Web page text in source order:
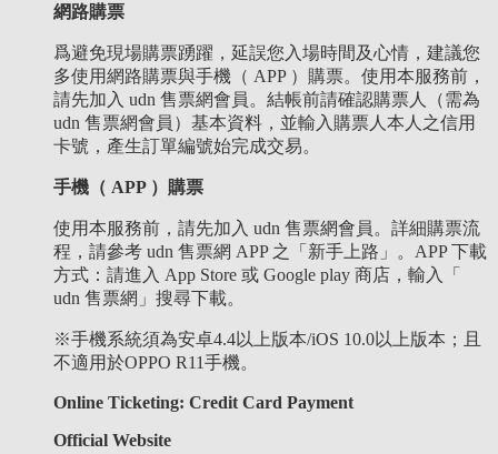
網路購票
爲避免現場購票踴躍，延誤您入場時間及心情，建議您
多使用網路購票與手機（ APP ）購票。使用本服務前，
請先加入 udn 售票網會員。結帳前請確認購票人（需為
udn 售票網會員）基本資料，並輸入購票人本人之信用
卡號，產生訂單編號始完成交易。
手機（ APP ）購票
使用本服務前，請先加入 udn 售票網會員。詳細購票流
程，請參考 udn 售票網 APP 之「新手上路」。APP 下載
方式：請進入 App Store 或 Google play 商店，輸入「
udn 售票網」搜尋下載。
※手機系統須為安卓4.4以上版本/iOS 10.0以上版本；且
不適用於OPPO R11手機。
Online Ticketing: Credit Card Payment
Official Website